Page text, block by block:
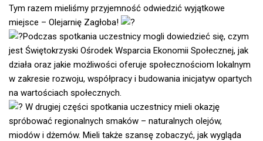
Tym razem mieliśmy przyjemność odwiedzić wyjątkowe
miejsce – Olejarnię Zagłoba!
Podczas spotkania uczestnicy mogli dowiedzieć się, czym
jest Świętokrzyski Ośrodek Wsparcia Ekonomii Społecznej, jak
działa oraz jakie możliwości oferuje społecznościom lokalnym
w zakresie rozwoju, współpracy i budowania inicjatyw opartych
na wartościach społecznych.
W drugiej części spotkania uczestnicy mieli okazję
spróbować regionalnych smaków – naturalnych olejów,
miodów i dżemów. Mieli także szansę zobaczyć, jak wygląda